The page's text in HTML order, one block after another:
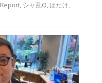
Report, シャ乱Q, はたけ,